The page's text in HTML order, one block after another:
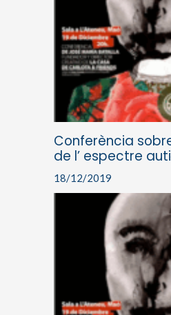
Conferència
de l’ espectre
18/12/2019